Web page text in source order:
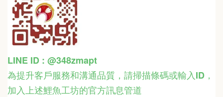
LINE ID : @348zmapt
為提升客戶服務和溝通品質，請掃描條碼或輸入ID ，
加入上述鯉魚工坊的官方訊息管道